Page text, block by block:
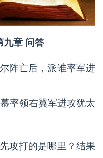
九章 问答
阵亡后，派谁率军进
率领右翼军进攻犹太
攻打的是哪里？结果